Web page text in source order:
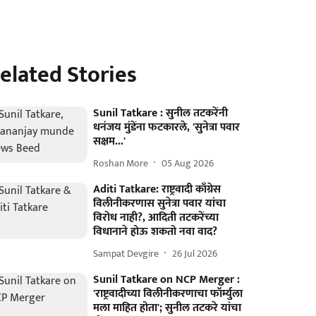
Stories
Sunil Tatkare : सुनील तटकरेंनी
धनंजय मुंडेंना फटकारले, 'सुनेत्रा पवार
सक्षम...'
Roshan More 05 Aug 2026
Aditi Tatkare: राष्ट्रवादी काँग्रेस
विलीनीकरणास सुनेत्रा पवार यांचा
विरोध नाही?, आदिती तटकरेंच्या
विधानाने होऊ शकतो नवा वाद?
Sampat Devgire 26 Jul 2026
Sunil Tatkare on NCP Merger :
'राष्ट्रवादीच्या विलीनीकरणाचा फॉर्म्युला
मला माहित होता'; सुनील तटकरे यांचा